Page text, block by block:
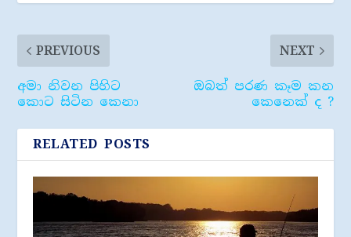
PREVIOUS
අමා නිවන පිහිට ​
කොට සිටින කෙනා
NEXT
ඔබත් පරණ කෑම කන
කෙනෙක් ද ?
RELATED POSTS